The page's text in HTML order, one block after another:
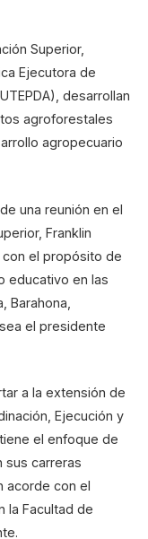
Superior,
Ejecutora de
desarrollan
agroforestales
agropecuario
una reunión en el
Franklin
con el propósito de
educativo en las
Barahona,
el presidente
a la extensión de
Ejecución y
el enfoque de
sus carreras
acorde con el
la Facultad de